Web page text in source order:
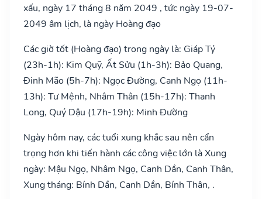
xấu, ngày 17 tháng 8 năm 2049 , tức ngày 19-07-
2049 âm lịch, là ngày Hoàng đạo
Các giờ tốt (Hoàng đạo) trong ngày là: Giáp Tý
(23h-1h): Kim Quỹ, Ất Sửu (1h-3h): Bảo Quang,
Đinh Mão (5h-7h): Ngọc Đường, Canh Ngọ (11h-
13h): Tư Mệnh, Nhâm Thân (15h-17h): Thanh
Long, Quý Dậu (17h-19h): Minh Đường
Ngày hôm nay, các tuổi xung khắc sau nên cẩn
trọng hơn khi tiến hành các công việc lớn là Xung
ngày: Mậu Ngọ, Nhâm Ngọ, Canh Dần, Canh Thân,
Xung tháng: Bính Dần, Canh Dần, Bính Thân, .